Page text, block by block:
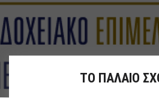
ΤΟ ΠΑΛΑΙΟ